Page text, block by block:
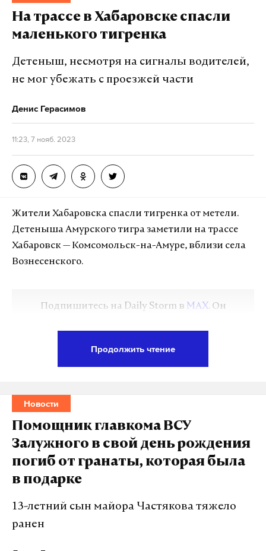
На трассе в Хабаровске спасли
маленького тигренка
Детеныш, несмотря на сигналы водителей,
не мог убежать с проезжей части
Денис Герасимов
11:23, 7 нояб. 2023
Жители Хабаровска спасли тигренка от метели.
Детеныша Амурского тигра заметили на трассе
Хабаровск — Комсомольск-на-Амуре, вблизи села
Вознесенского.
Подпишитесь на Daily Storm в MAX. Он
Макс Telegram
Дзен
борьбе с болезнями животных, сделали рентген.
Оказалось, что у тигренка сломана плечевая
Продолжить чтение
Новости
Помощник главкома ВСУ
Залужного в свой день рождения
погиб от гранаты, которая была
в подарке
13-летний сын майора Частякова тяжело
ранен